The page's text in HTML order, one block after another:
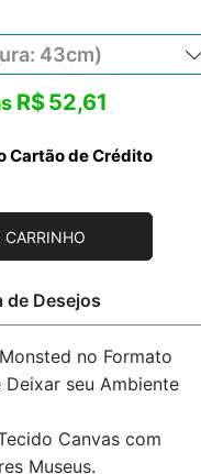
R$52,61
Cartão de Crédito
de Desejos
no Formato
seu Ambiente
Canvas com
Museus.